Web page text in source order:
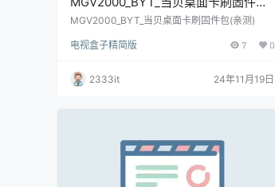
(亲测)
MGV2000_BYT_当贝桌面卡刷固件包(亲测)
电视盒子精简版 7 0
2333it 24年11月19日